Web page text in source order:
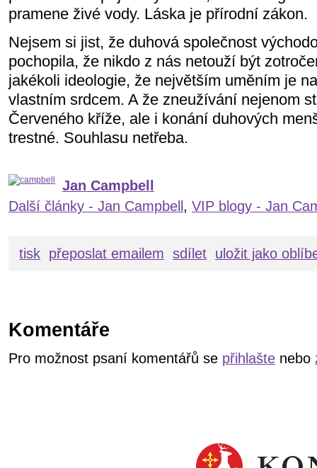
pramene živé vody. Láska je přírodní zákon.
Nejsem si jist, že duhová společnost
pochopila, že nikdo z nás netouží být
jakékoli ideologie, že největším uměním je
vlastním srdcem. A že zneužívání nejenom
Červeného kříže, ale i konání duhových
trestné. Souhlasu netřeba.
Jan Campbell
Další články - Jan Campbell , VIP blogy - Jan
tisk přeposlat emailem sdílet uložit jako
Komentáře
Pro možnost psaní komentářů se přihlašte nebo